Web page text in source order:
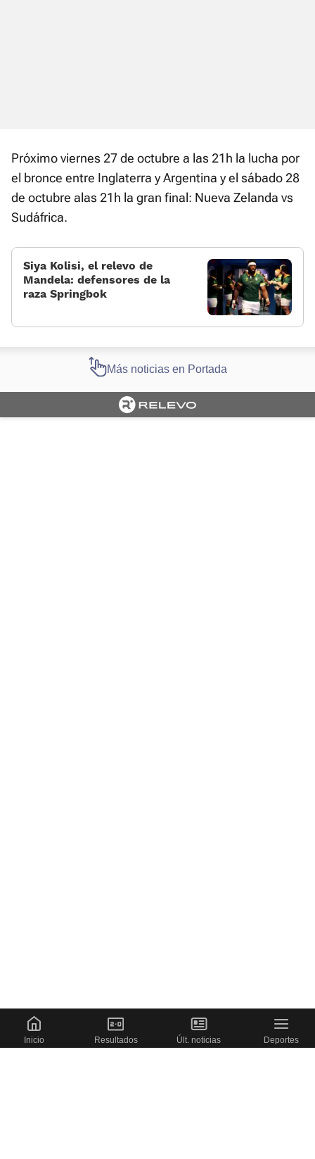
Próximo viernes 27 de octubre a las 21h la lucha por
el bronce entre Inglaterra y Argentina y el sábado 28
de octubre alas 21h la gran final: Nueva Zelanda vs
Sudáfrica.
Siya Kolisi, el relevo de
Mandela: defensores de la
raza Springbok
Más noticias en Portada
Inicio Resultados Últ. noticias Deportes